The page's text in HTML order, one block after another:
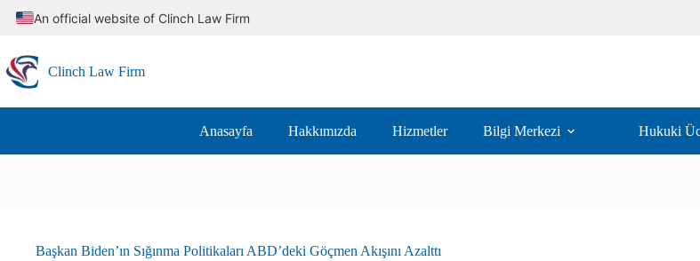
An official website of Clinch Law Firm
Clinch Law Firm
Anasayfa Hakkımızda Hizmetler Bilgi Merkezi Hukuki
Başkan Biden’ın Sığınma Politikaları ABD’deki Göçmen Akışını Azalttı